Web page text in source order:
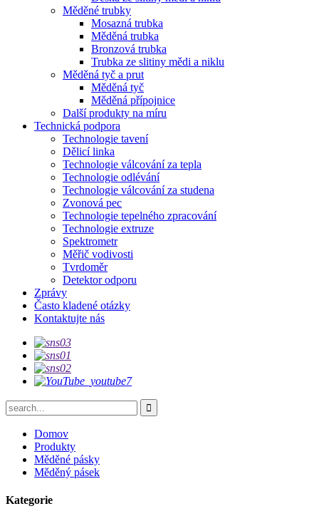
Měděné trubky
Mosazná trubka
Měděná trubka
Bronzová trubka
Trubka ze slitiny mědi a niklu
Měděná tyč a prut
Měděná tyč
Měděná přípojnice
Další produkty na míru
Technická podpora
Technologie tavení
Dělicí linka
Technologie válcování za tepla
Technologie odlévání
Technologie válcování za studena
Zvonová pec
Technologie tepelného zpracování
Technologie extruze
Spektrometr
Měřič vodivosti
Tvrdoměr
Detektor odporu
Zprávy
Často kladené otázky
Kontaktujte nás
Domov
Produkty
Měděné pásky
Měděný pásek
Kategorie